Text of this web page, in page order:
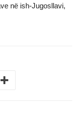
në ish-Jugosllavi,